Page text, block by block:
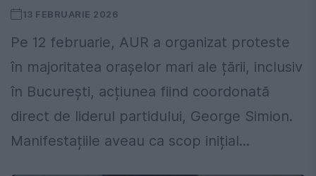
13 FEBRUARIE 2026
Pe 12 februarie, AUR a organizat proteste
în majoritatea orașelor mari ale țării, inclusiv
în București, acțiunea fiind coordonată
direct de liderul partidului, George Simion.
Manifestațiile aveau ca scop inițial...